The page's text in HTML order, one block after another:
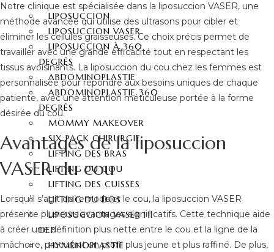
LIPOSUCCION
LIPOSUCCION VASER
LIPOSUCCION À 360
DEGRÉS
ABDOMINOPLASTIE
ABDOMINOPLASTIE 360
DEGRÉS
MOMMY MAKEOVER
SIX PACK CHIRURGIE
LIFTING DES BRAS
LIFTING DU COU
LIFTING DES CUISSES
LIFTING DU DOS
LIPOSUCCION VASER HI
DEF
HYMÉNOPLASTIE
Notre clinique est spécialisée dans la liposuccion VASER, une
méthode avancée qui utilise des ultrasons pour cibler et
éliminer les cellules graisseuses. Ce choix précis permet de
travailler avec une grande efficacité tout en respectant les
tissus avoisinants. La liposuccion du cou chez les femmes est
personnalisée pour répondre aux besoins uniques de chaque
patiente, avec une attention méticuleuse portée à la forme
désirée du cou.
Avantages de la liposuccion
VASER du cou
Lorsqu’il s’agit de remodeler le cou, la liposuccion VASER
présente plusieurs avantages significatifs. Cette technique aide
à créer une définition plus nette entre le cou et la ligne de la
mâchoire, procurant un profil plus jeune et plus raffiné. De plus,